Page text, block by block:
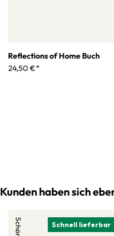
Reflections of Home Buch
24,50 €*
Kunden haben sich
Schnell lieferbar